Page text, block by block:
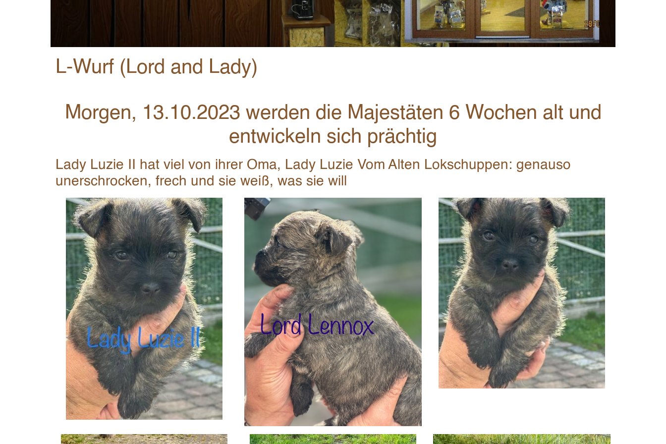
L-Wurf (Lord and Lady)
Morgen, 13.10.2023 werden die Majestäten 6 Wochen alt und
entwickeln sich prächtig
Lady Luzie II hat viel von ihrer Oma, Lady Luzie Vom Alten Lokschuppen: genauso
unerschrocken, frech und sie weiß, was sie will